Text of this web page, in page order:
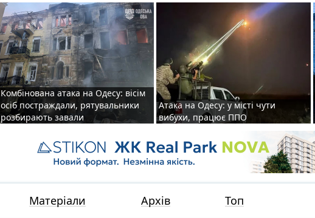
Комбінована атака на Одесу: вісім
осіб постраждали, рятувальники
розбирають завали
Атака на Одесу: у місті чути
вибухи, працює ППО
Матеріали Архів Топ